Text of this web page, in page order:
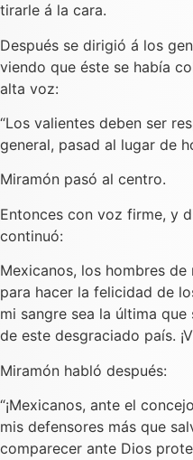
tirarle á la cara.
Después se dirigió á los
viendo que éste se había
alta voz:
“Los valientes deben ser
general, pasad al lugar de
Miramón pasó al centro.
Entonces con voz firme, y
continuó:
Mexicanos, los hombres
para hacer la felicidad de
mi sangre sea la última
de este desgraciado país.
Miramón habló después:
“¡Mexicanos, ante el
mis defensores más que
comparecer ante Dios